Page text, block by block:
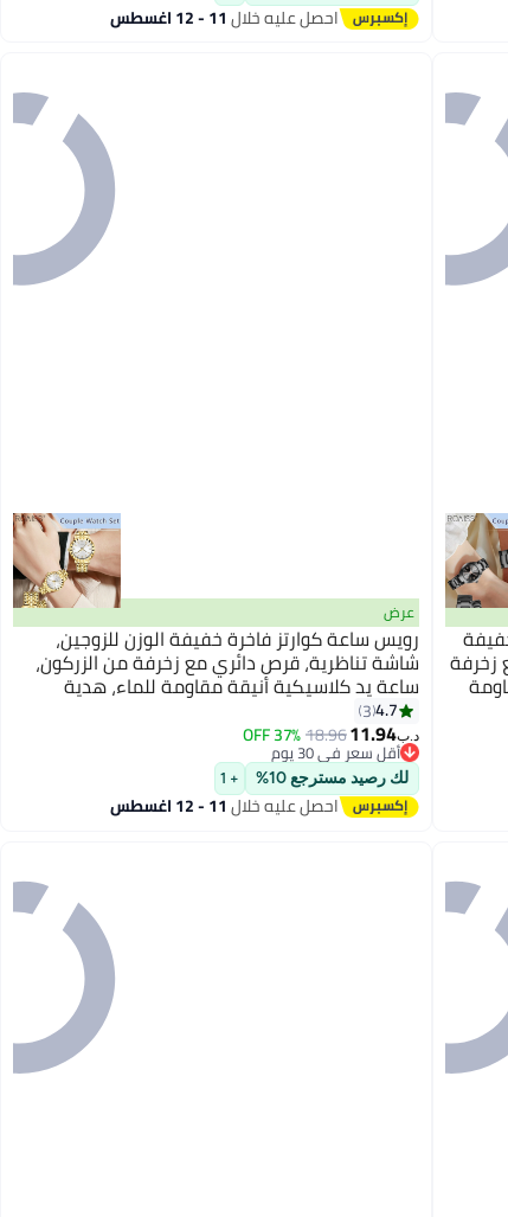
احصل عليه خلال11 - 12 اغسطس
زخرفة
عرض
رويس ساعة كوارتز فاخرة خفيفة الوزن للزوجين،
شاشة تناظرية، قرص دائري مع زخرفة من الزركون،
ساعة يد كلاسيكية أنيقة مقاومة للماء، هدية
للرجال والنساء
4.7
3
د.ب‏11.94
18.96
37% OFF
أقل سعر في 30 يوم
أقل سعر في 30 يوم
لك رصيد مسترجع 10% + 1
احصل عليه خلال11 - 12 اغسطس